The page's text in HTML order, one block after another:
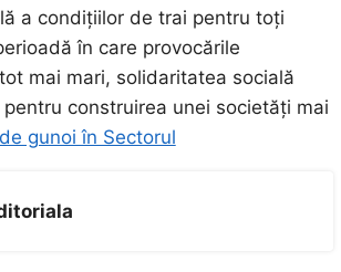
a condițiilor de trai pentru toți
în care provocările
mai mari, solidaritatea socială
construirea unei societăți mai
gunoi în Sectorul